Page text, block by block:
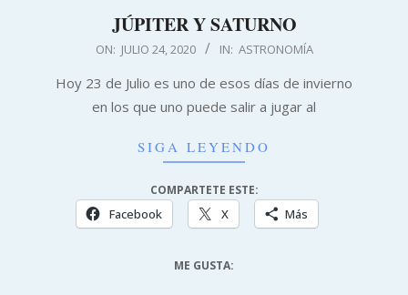
JÚPITER Y SATURNO
ON: JULIO 24, 2020 IN: ASTRONOMÍA
Hoy 23 de Julio es uno de esos días de invierno
en los que uno puede salir a jugar al
SIGA LEYENDO
COMPARTETE ESTE:
Facebook X Más
ME GUSTA: